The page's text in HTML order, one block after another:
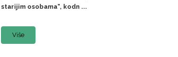
starijim osobama“, kodn ...
Više